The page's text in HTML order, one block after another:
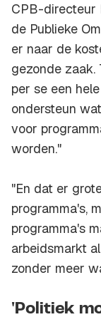
CPB-directeur
de Publieke
er naar de
gezonde
per se een
ondersteun
voor
worden."
"En dat er
programma's,
programma's
arbeidsmarkt
zonder meer
'Politiek